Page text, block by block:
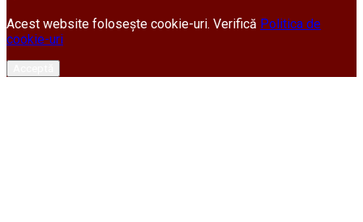
Acest website folosește cookie-uri. Verifică Politica de
cookie-uri